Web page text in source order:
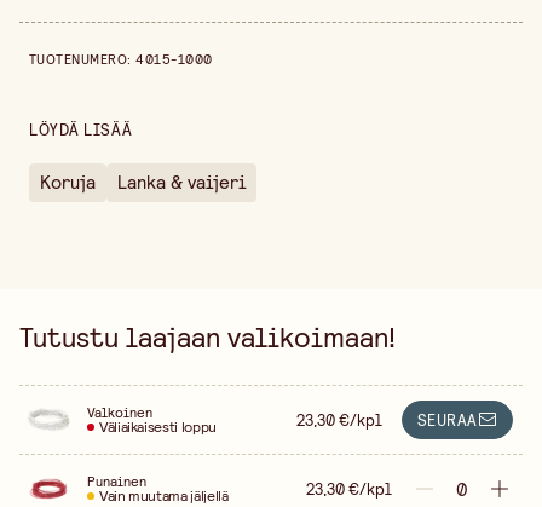
Pakkausmäärä
TUOTENUMERO:4015-1000
LÖYDÄ LISÄÄ
Koruja Lanka & vaijeri
Tutustu laajaan valikoimaan!
Valkoinen
Väliaikaisesti loppu 23,30 €/kpl SEURAA
Punainen
Vain muutama jäljellä 23,30 €/kpl